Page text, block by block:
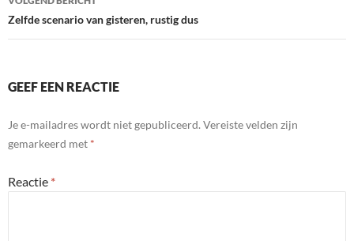
Zelfde scenario van gisteren, rustig dus
GEEF EEN REACTIE
Je e-mailadres wordt niet gepubliceerd. Vereiste velden zijn
gemarkeerd met *
Reactie *